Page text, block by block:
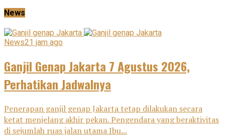
News
News21 jam ago
Ganjil Genap Jakarta 7 Agustus 2026,
Perhatikan Jadwalnya
Penerapan ganjil genap Jakarta tetap dilakukan secara
ketat menjelang akhir pekan. Pengendara yang beraktivitas
di sejumlah ruas jalan utama Ibu...